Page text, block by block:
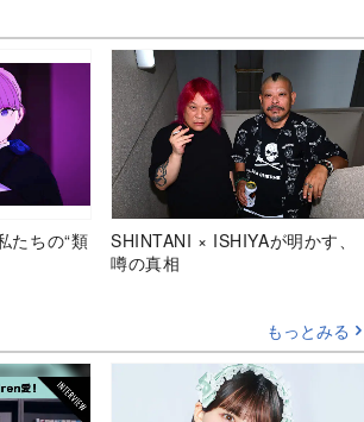
たちの“類
SHINTANI × ISHIYAが明かす、
噂の真相
もっとみる